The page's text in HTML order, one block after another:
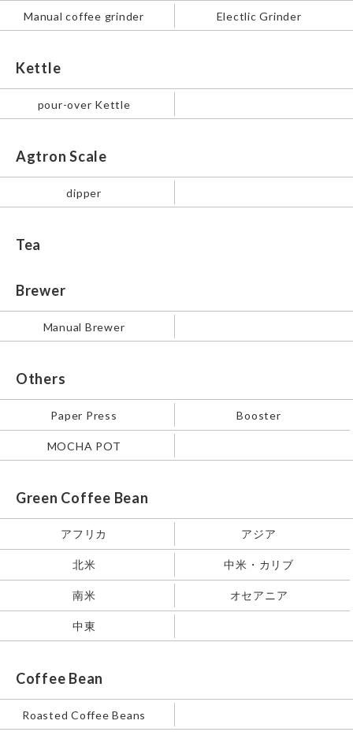
Manual coffee grinder Electlic Grinder
Kettle
pour-over Kettle
Agtron Scale
dipper
Tea
Brewer
Manual Brewer
Others
Paper Press Booster
MOCHA POT
Green Coffee Bean
アフリカ アジア
北米 中米・カリブ
南米 オセアニア
中東
Coffee Bean
Roasted Coffee Beans